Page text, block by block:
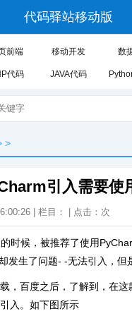
代码驿站移动版
前端 移动开发 数
代码 JAVA代码
>
引入需要使
| 栏目： | 点击： 次
时候，被推荐了使用
发生了问题- -无法引入，但
，百度之后，了解到，在这
入。如下图所示